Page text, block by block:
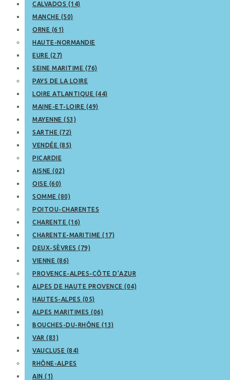
CALVADOS (14)
MANCHE (50)
ORNE (61)
HAUTE-NORMANDIE
EURE (27)
SEINE MARITIME (76)
PAYS DE LA LOIRE
LOIRE ATLANTIQUE (44)
MAINE-ET-LOIRE (49)
MAYENNE (53)
SARTHE (72)
VENDÉE (85)
PICARDIE
AISNE (02)
OISE (60)
SOMME (80)
POITOU-CHARENTES
CHARENTE (16)
CHARENTE-MARITIME (17)
DEUX-SÈVRES (79)
VIENNE (86)
PROVENCE-ALPES-CÔTE D’AZUR
ALPES DE HAUTE PROVENCE (04)
HAUTES-ALPES (05)
ALPES MARITIMES (06)
BOUCHES-DU-RHÔNE (13)
VAR (83)
VAUCLUSE (84)
RHÔNE-ALPES
AIN (1)